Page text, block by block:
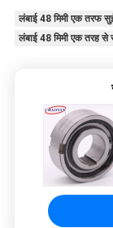
लंबाई 48 मिमी एक तरफ
लंबाई 48 मिमी एक तरह से